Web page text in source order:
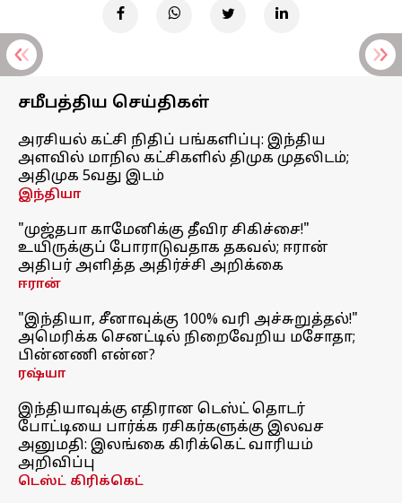
சமீபத்திய செய்திகள்
அரசியல் கட்சி நிதிப் பங்களிப்பு: இந்திய
அளவில் மாநில கட்சிகளில் திமுக முதலிடம்;
அதிமுக 5வது இடம்
இந்தியா
"முஜ்தபா காமேனிக்கு தீவிர சிகிச்சை!"
உயிருக்குப் போராடுவதாக தகவல்; ஈரான்
அதிபர் அளித்த அதிர்ச்சி அறிக்கை
ஈரான்
"இந்தியா, சீனாவுக்கு 100% வரி அச்சுறுத்தல்!"
அமெரிக்க செனட்டில் நிறைவேறிய மசோதா;
பின்னணி என்ன?
ரஷ்யா
இந்தியாவுக்கு எதிரான டெஸ்ட் தொடர்
போட்டியை பார்க்க ரசிகர்களுக்கு இலவச
அனுமதி: இலங்கை கிரிக்கெட் வாரியம்
அறிவிப்பு
டெஸ்ட் கிரிக்கெட்